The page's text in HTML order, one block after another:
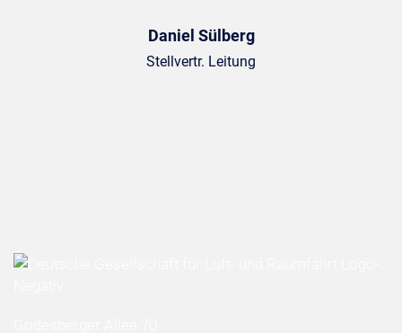
Daniel Sülberg
Stellvertr. Leitung